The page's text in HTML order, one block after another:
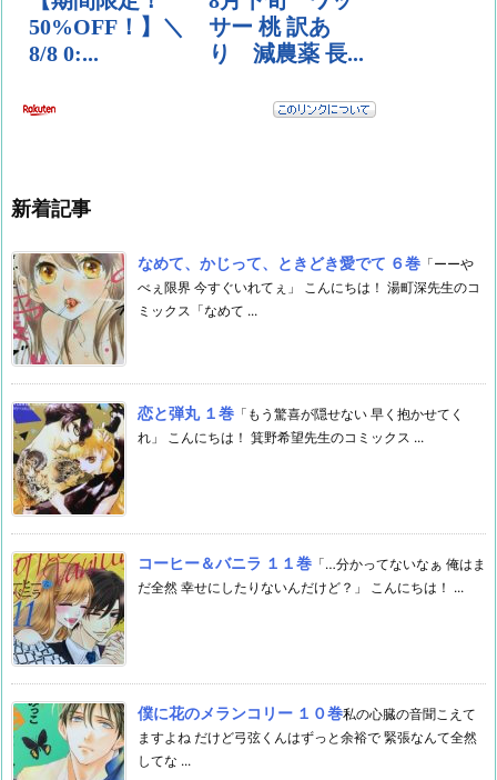
新着記事
なめて、かじって、ときどき愛でて ６巻 「ーーや
べぇ限界 今すぐいれてぇ」 こんにちは！ 湯町深先生のコ
ミックス「なめて ...
恋と弾丸 １巻 「もう驚喜が隠せない 早く抱かせてく
れ」 こんにちは！ 箕野希望先生のコミックス ...
コーヒー＆バニラ １１巻 「…分かってないなぁ 俺はま
だ全然 幸せにしたりないんだけど？」 こんにちは！ ...
僕に花のメランコリー １０巻私の心臓の音聞こえて
ますよね だけど弓弦くんはずっと余裕で 緊張なんて全然
してな ...